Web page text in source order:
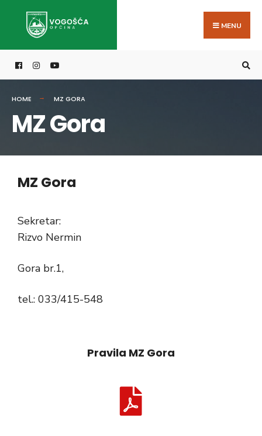
MENU
HOME MZ GORA
MZ Gora
MZ Gora
Sekretar:
Rizvo Nermin
Gora br.1,
tel.: 033/415-548
Pravila MZ Gora